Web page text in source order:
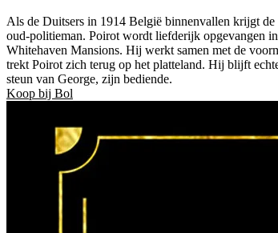
Als de Duitsers in 1914 België binnenvallen krijgt
oud-politieman. Poirot wordt liefderijk opgevangen
Whitehaven Mansions. Hij werkt samen met de
trekt Poirot zich terug op het platteland. Hij blijft
steun van George, zijn bediende.
Koop bij Bol